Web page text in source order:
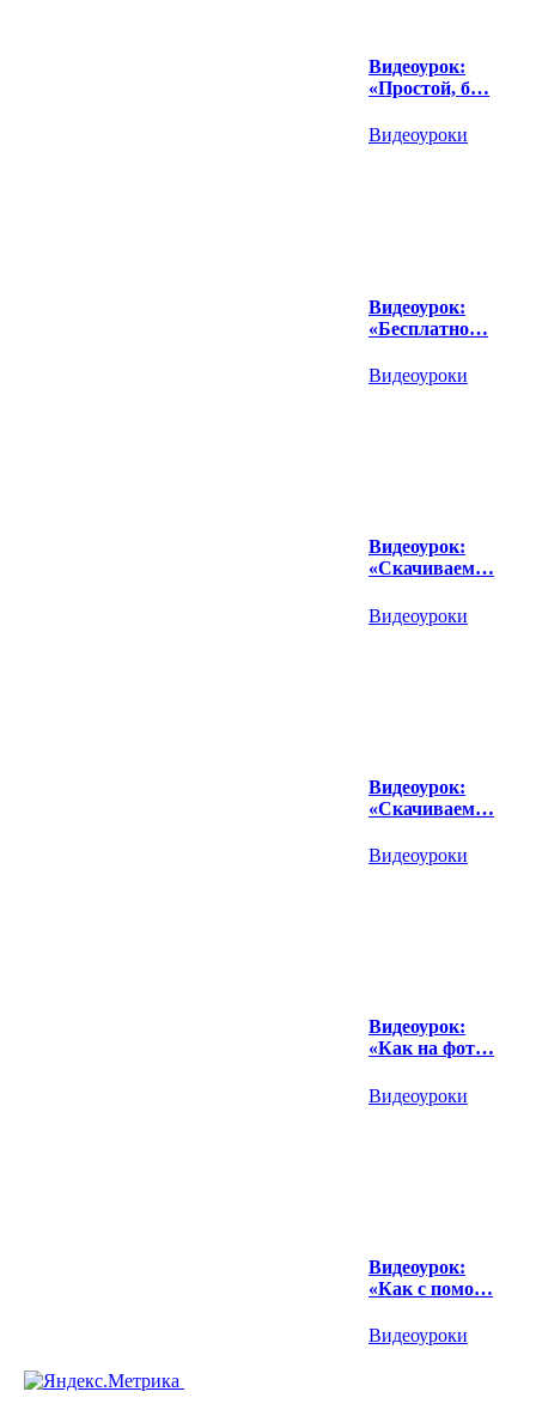
Видеоурок:
«Простой, б…
Видеоуроки
Видеоурок:
«Бесплатно…
Видеоуроки
Видеоурок:
«Скачиваем…
Видеоуроки
Видеоурок:
«Скачиваем…
Видеоуроки
Видеоурок:
«Как на фот…
Видеоуроки
Видеоурок:
«Как с помо…
Видеоуроки